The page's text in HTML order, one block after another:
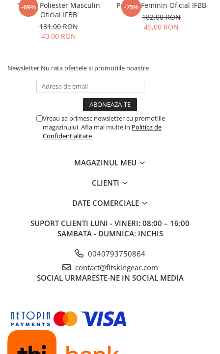
-69%
Tricou Poliester Masculin
Oficial IFBB
131,00 RON
40,00 RON
-75%
Prosop Feminin Oficial IFBB
182,00 RON
45,00 RON
Newsletter Nu rata ofertele si promotiile noastre
Vreau sa primesc newsletter cu promotiile
magazinului. Afla mai multe in Politica de
Confidentialitate
MAGAZINUL MEU
CLIENTI
DATE COMERCIALE
SUPORT CLIENTI LUNI - VINERI: 08:00 – 16:00
SAMBATA - DUMNICA: INCHIS
0040793750864
contact@fitskingear.com
SOCIAL URMARESTE-NE IN SOCIAL MEDIA